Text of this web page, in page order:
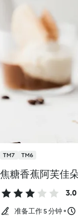
TM7 TM6
焦糖香蕉阿芙佳
3.0
准备工作 5 分钟